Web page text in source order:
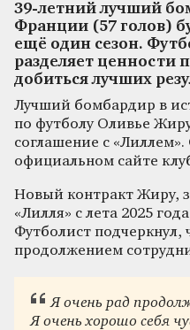
39-летний лучший
Франции (57 голов)
ещё один сезон.
разделяет ценности
добиться лучших
Лучший бомбардир в
по футболу Оливье
соглашение с
официальном сайте
Новый контракт Жиру,
«Лилля» с лета 2025
Футболист подчеркнул,
продолжением
Я очень рад
Я очень хорошо себя